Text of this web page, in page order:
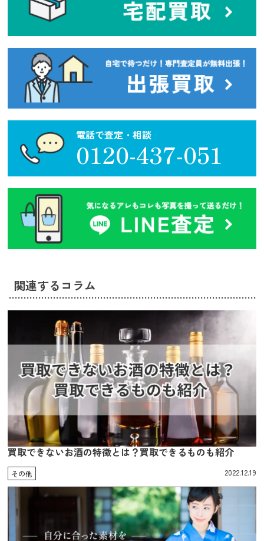
電話で査定・相談
0120-437-051
関連するコラム
買取できないお酒の特徴とは？買取できるものも紹介
その他 2022.12.19